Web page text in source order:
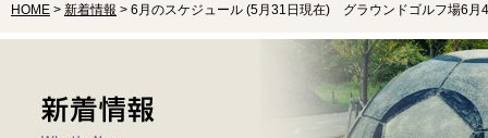
HOME > 新着情報 > 6月のスケジュール (5月31日現在) グラウンドゴルフ場6月